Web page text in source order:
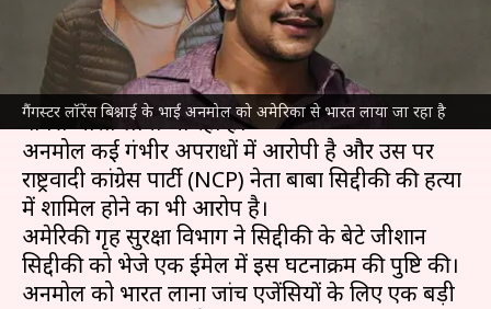
गैंगस्टर लॉरेंस बिश्नाई के भाई अनमोल को अमेरिका से भारत लाया जा रहा है
क्या है खबर?
गैंगस्टरलॉरेंस बिश्नोईके भाई अनमोल कोअमेरिकासे
वापस भारत लाया जा रहा है।
अनमोल कई गंभीर अपराधों में आरोपी है और उस पर
राष्ट्रवादी कांग्रेस पार्टी (NCP) नेता बाबा सिद्दीकी की हत्या
में शामिल होने का भी आरोप है।
अमेरिकी गृह सुरक्षा विभाग ने सिद्दीकी के बेटे जीशान
सिद्दीकी को भेजे एक ईमेल में इस घटनाक्रम की पुष्टि की।
अनमोल को भारत लाना जांच एजेंसियों के लिए एक बड़ी